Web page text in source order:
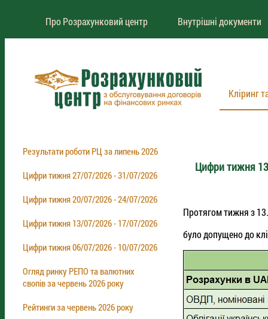
Про Розрахунковий центр Внутрішні документи
Кліринг
Результати роботи РЦ за липень 2026
Цифри тижня 27/07/2026 - 31/07/2026
Цифри тижня 20/07/2026 - 24/07/2026
Цифри тижня 13/07/2026 - 17/07/2026
Цифри тижня 06/07/2026 - 10/07/2026
Огляд ринку РЕПО та валютних
свопів за червень 2026 року
Рейтинги за червень 2026 року
Цифри тижня
Протягом тижня з
було допущено до